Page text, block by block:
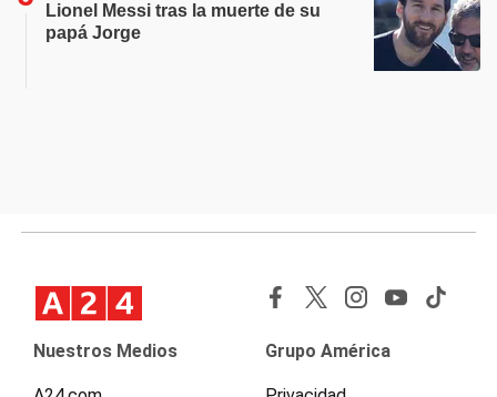
Lionel Messi tras la muerte de su
papá Jorge
Nuestros Medios Grupo América